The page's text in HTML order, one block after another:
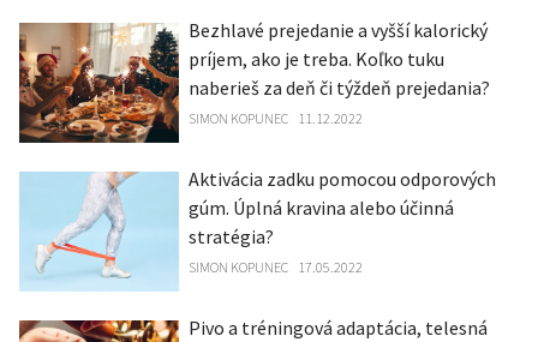
Bezhlavé prejedanie a vyšší kalorický
príjem, ako je treba. Koľko tuku
naberieš za deň či týždeň prejedania?
SIMON KOPUNEC 11.12.2022
Aktivácia zadku pomocou odporových
gúm. Úplná kravina alebo účinná
stratégia?
SIMON KOPUNEC 17.05.2022
Pivo a tréningová adaptácia, telesná